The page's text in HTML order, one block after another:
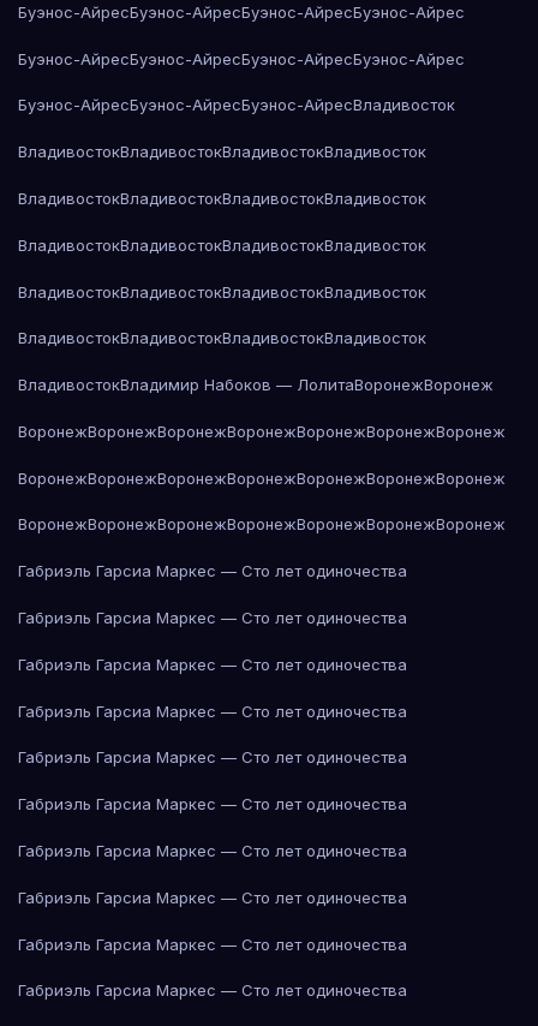
Буэнос-АйресБуэнос-АйресБуэнос-АйресБуэнос-Айрес
Буэнос-АйресБуэнос-АйресБуэнос-АйресБуэнос-Айрес
Буэнос-АйресБуэнос-АйресБуэнос-АйресВладивосток
ВладивостокВладивостокВладивостокВладивосток
ВладивостокВладивостокВладивостокВладивосток
ВладивостокВладивостокВладивостокВладивосток
ВладивостокВладивостокВладивостокВладивосток
ВладивостокВладивостокВладивостокВладивосток
ВладивостокВладимир Набоков — ЛолитаВоронежВоронеж
ВоронежВоронежВоронежВоронежВоронежВоронежВоронеж
ВоронежВоронежВоронежВоронежВоронежВоронежВоронеж
ВоронежВоронежВоронежВоронежВоронежВоронежВоронеж
Габриэль Гарсиа Маркес — Сто лет одиночества
Габриэль Гарсиа Маркес — Сто лет одиночества
Габриэль Гарсиа Маркес — Сто лет одиночества
Габриэль Гарсиа Маркес — Сто лет одиночества
Габриэль Гарсиа Маркес — Сто лет одиночества
Габриэль Гарсиа Маркес — Сто лет одиночества
Габриэль Гарсиа Маркес — Сто лет одиночества
Габриэль Гарсиа Маркес — Сто лет одиночества
Габриэль Гарсиа Маркес — Сто лет одиночества
Габриэль Гарсиа Маркес — Сто лет одиночества